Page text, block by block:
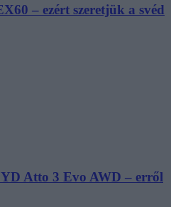
– ezért szeretjük a svéd
Atto 3 Evo AWD – erről